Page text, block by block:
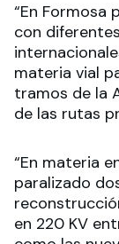
“En Formosa
con
materia vial
tramos de la
de las rutas
“En materia
paralizado
en 220 KV